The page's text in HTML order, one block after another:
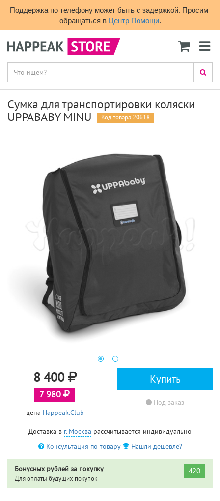
Поддержка по телефону может быть с задержкой. Просим
обращаться в Центр Помощи.
Сумка для транспортировки коляски
UPPABABY MINU
Код товара 20618
8 400
7 980
цена Happeak.Club
Купить
Под заказ
Доставка в г. Москва рассчитывается индивидуально
Консультация по товару
Нашли дешевле?
Бонусных рублей за покупку
Для оплаты будущих покупок
420